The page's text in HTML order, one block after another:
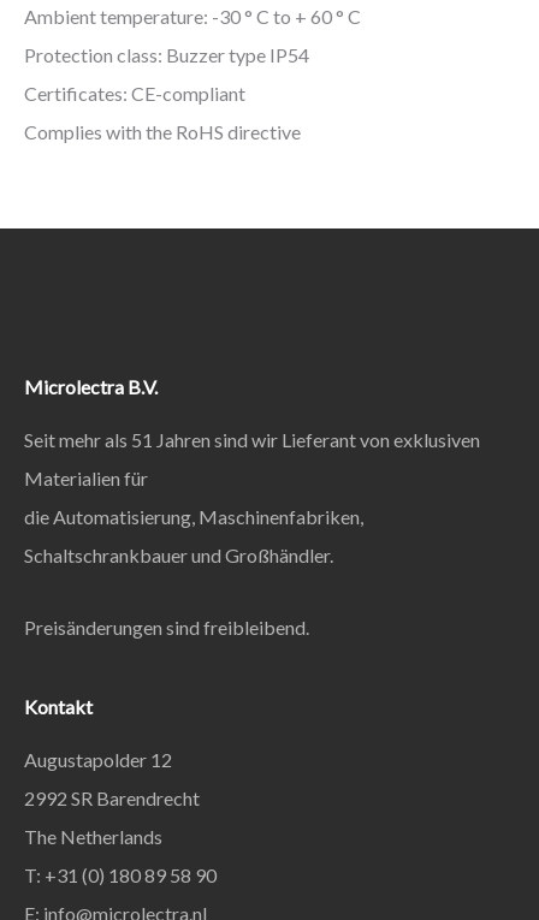
Ambient temperature: -30 ° C to + 60 ° C
Protection class: Buzzer type IP54
Certificates: CE-compliant
Complies with the RoHS directive
Microlectra B.V.
Seit mehr als 51 Jahren sind wir Lieferant von exklusiven
Materialien für
die Automatisierung, Maschinenfabriken,
Schaltschrankbauer und Großhändler.
Preisänderungen sind freibleibend.
Kontakt
Augustapolder 12
2992 SR Barendrecht
The Netherlands
T: +31 (0) 180 89 58 90
E: info@microlectra.nl